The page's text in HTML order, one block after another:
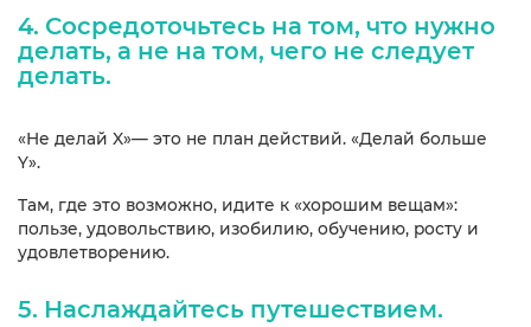
​4. Сосредоточьтесь на том, что нужно
делать, а не на том, чего не следует
делать.
«Не делай X»— это не план действий. «Делай больше
Y».
Там, где это возможно, идите к «хорошим вещам»:
пользе, удовольствию, изобилию, обучению, росту и
удовлетворению.
5. Наслаждайтесь путешествием.